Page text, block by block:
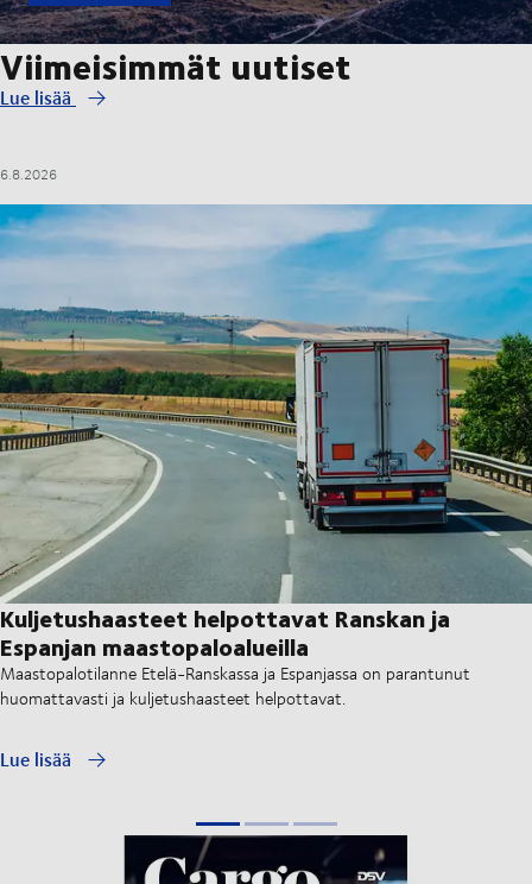
Viimeisimmät uutiset
Lue lisää
6.8.2026
Kuljetushaasteet helpottavat Ranskan ja
Espanjan maastopaloalueilla
Maastopalotilanne Etelä-Ranskassa ja Espanjassa on parantunut
huomattavasti ja kuljetushaasteet helpottavat.
Lue lisää